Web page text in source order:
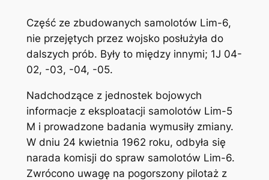
Część ze zbudowanych samolotów Lim-6,
nie przejętych przez wojsko posłużyła do
dalszych prób. Były to między innymi; 1J 04-
02, -03, -04, -05.
Nadchodzące z jednostek bojowych
informacje z eksploatacji samolotów Lim-5
M i prowadzone badania wymusiły zmiany.
W dniu 24 kwietnia 1962 roku, odbyła się
narada komisji do spraw samolotów Lim-6.
Zwrócono uwagę na pogorszony pilotaż z